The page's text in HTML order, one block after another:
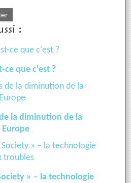
:
ce que c'est ?
la diminution de la
» – la technologie